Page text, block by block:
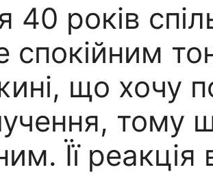
40 років
спокійним
що хочу
тому
Її